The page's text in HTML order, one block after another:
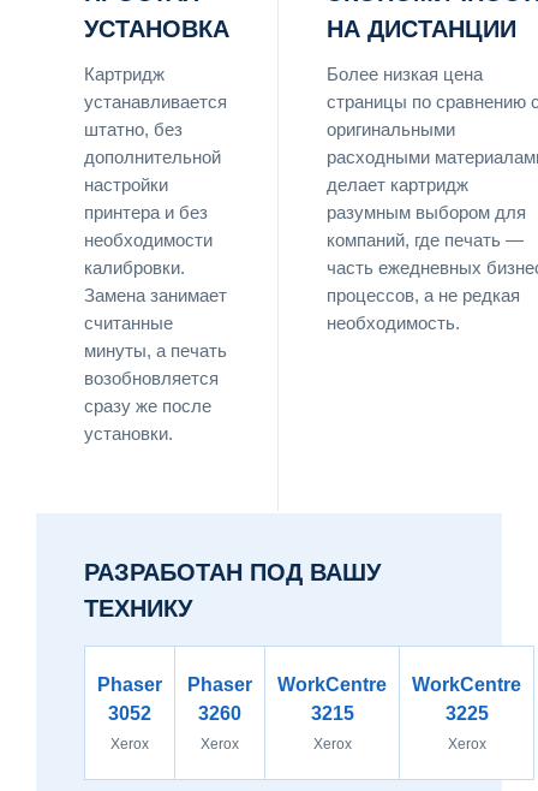
УСТАНОВКА
Картридж
устанавливается
штатно, без
дополнительной
настройки
принтера и без
необходимости
калибровки.
Замена занимает
считанные
минуты, а печать
возобновляется
сразу же после
установки.
НА ДИСТАНЦИИ
Более низкая цена
страницы по сравнению
оригинальными
расходными
делает картридж
разумным выбором для
компаний, где печать —
часть ежедневных
процессов, а не редкая
необходимость.
РАЗРАБОТАН ПОД ВАШУ
ТЕХНИКУ
Phaser
3052
Xerox
Phaser
3260
Xerox
WorkCentre
3215
Xerox
WorkCentre
3225
Xerox